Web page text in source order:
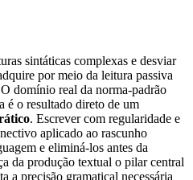
sintáticas complexas e desviar
por meio da leitura passiva
domínio real da norma-padrão
é o resultado direto de um
. Escrever com regularidade e
aplicado ao rascunho
e eliminá-los antes da
da produção textual o pilar central
a precisão gramatical necessária